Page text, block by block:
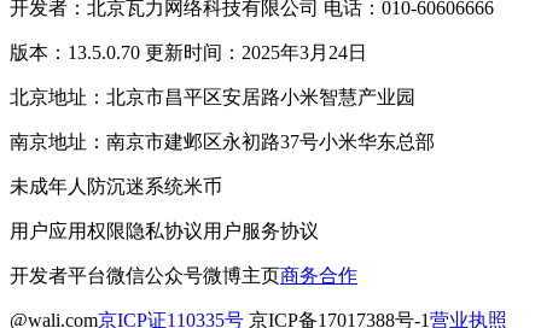
开发者：北京瓦力网络科技有限公司 电话：010-60606666
版本：13.5.0.70 更新时间：2025年3月24日
北京地址：北京市昌平区安居路小米智慧产业园
南京地址：南京市建邺区永初路37号小米华东总部
未成年人防沉迷系统米币
用户应用权限隐私协议用户服务协议
开发者平台微信公众号微博主页商务合作
@wali.com京ICP证110335号 京ICP备17017388号-1营业执照